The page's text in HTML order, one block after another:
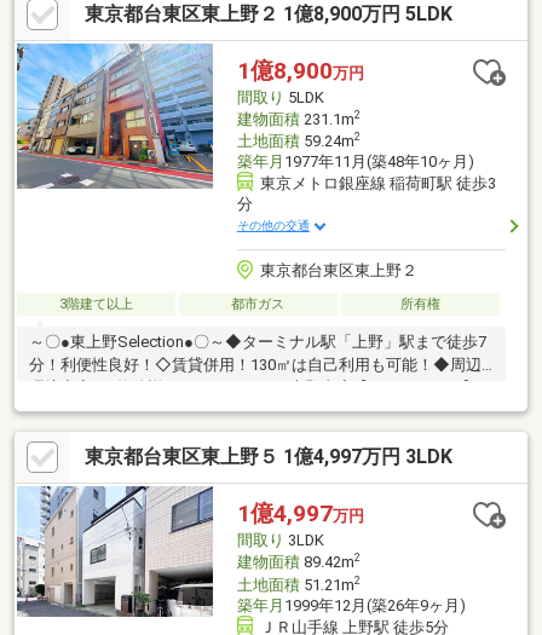
東京都台東区東上野２ 1億8,900万円 5LDK
1億8,900万円
間取り 5LDK
建物面積231.1m2
土地面積59.24m2
築年月 1977年11月(築48年10ヶ月)
東京メトロ銀座線 稲荷町駅 徒歩3
分
その他の交通
東京都台東区東上野２
3階建て以上 都市ガス 所有権
～〇●東上野Selection●〇～◆ターミナル駅「上野」駅まで徒歩7
分！利便性良好！◇賃貸併用！130㎡は自己利用も可能！◆周辺
で
♪◇◆◇◆◇◆◇◆◇◆◇◆◇◆◇◆◇◆◇◆◇◆◇◆◇◆【ラ
イフプラン】本物件においての住宅ローンシミュレーションはも
ちろん、本物件購入後１０～２０年後のライフサイクルの変化を
見据えた長期的なライフプランシミュレーションを実施します
♪◇◆◇◆◇◆◇◆◇◆◇◆◇◆◇◆◇◆◇◆◇◆◇◆◇◆
東京都台東区東上野５ 1億4,997万円 3LDK
1億4,997万円
間取り 3LDK
建物面積89.42m2
土地面積51.21m2
築年月 1999年12月(築26年9ヶ月)
ＪＲ山手線 上野駅 徒歩5分